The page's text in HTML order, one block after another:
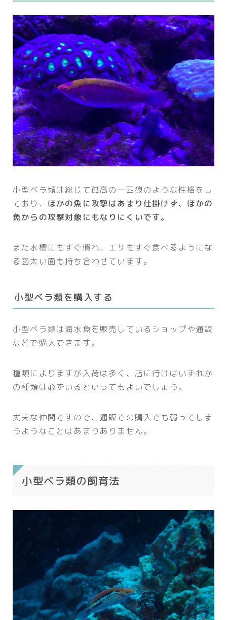
小型ベラ類は総じて孤高の一匹狼のような性格をし
ており、 ほかの魚に攻撃はあまり仕掛けず、ほかの
魚からの攻撃対象にもなりにくいです。
また水槽にもすぐ慣れ、エサもすぐ食べるようにな
る図太い面も持ち合わせています。
小型ベラ類を購入する
小型ベラ類は海水魚を販売しているショップや通販
などで購入できます。
種類によりますが入荷は多く、店に行けばいずれか
の種類は必ずいるといってもよいでしょう。
丈夫な仲間ですので、通販での購入でも弱ってしま
うようなことはあまりありません。
小型ベラ類の飼育法